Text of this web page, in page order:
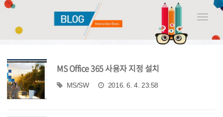
Toggle
MS Office 365 사용자 지정 설치
MS/SW 2016. 6. 4. 23:58